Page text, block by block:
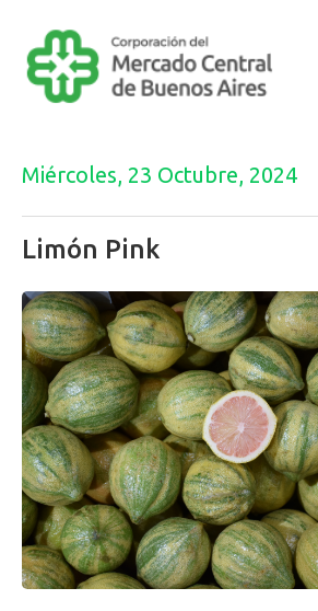
Miércoles, 23 Octubre, 2024
Limón Pink